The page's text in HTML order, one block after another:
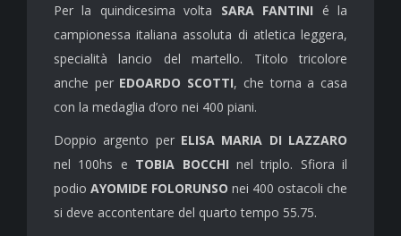
Per la quindicesima volta SARA FANTINI é la
campionessa italiana assoluta di atletica leggera,
specialità lancio del martello. Titolo tricolore
anche per EDOARDO SCOTTI, che torna a casa
con la medaglia d’oro nei 400 piani.
Doppio argento per ELISA MARIA DI LAZZARO
nel 100hs e TOBIA BOCCHI nel triplo. Sfiora il
podio AYOMIDE FOLORUNSO nei 400 ostacoli che
si deve accontentare del quarto tempo 55.75.